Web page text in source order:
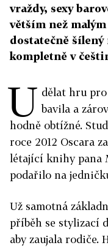
vraždy, sexy
větším než
dostatečně šílený
kompletně v
U dělat hru
bavila a
hodně obtížné.
roce 2012 Oscara
létající knihy pana
podařilo na
Už samotná
příběh se stylizací
aby zaujala rodiče.